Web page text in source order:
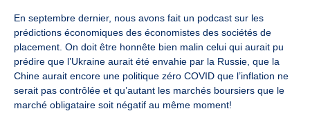
En septembre dernier, nous avons fait un podcast sur les
prédictions économiques des économistes des sociétés de
placement. On doit être honnête bien malin celui qui aurait pu
prédire que l’Ukraine aurait été envahie par la Russie, que la
Chine aurait encore une politique zéro COVID que l’inflation ne
serait pas contrôlée et qu’autant les marchés boursiers que le
marché obligataire soit négatif au même moment!